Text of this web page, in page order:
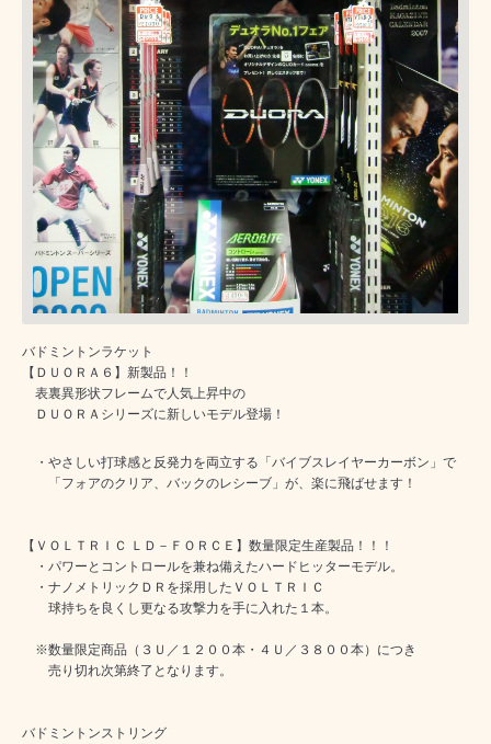
バドミントンラケット
【ＤＵＯＲＡ６】新製品！！
表裏異形状フレームで人気上昇中の
ＤＵＯＲＡシリーズに新しいモデル登場！
・やさしい打球感と反発力を両立する「バイブスレイヤーカーボン」で
「フォアのクリア、バックのレシーブ」が、楽に飛ばせます！
【ＶＯＬＴＲＩＣ ＬＤ－ＦＯＲＣＥ】数量限定生産製品！！！
・パワーとコントロールを兼ね備えたハードヒッターモデル。
・ナノメトリックＤＲを採用したＶＯＬＴＲＩＣ
球持ちを良くし更なる攻撃力を手に入れた１本。
※数量限定商品（３Ｕ／１２００本・４Ｕ／３８００本）につき
売り切れ次第終了となります。
バドミントンストリング